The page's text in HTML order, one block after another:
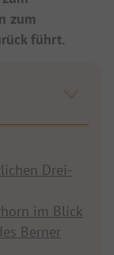
zum
führt.
Drei-
im Blick
Berner